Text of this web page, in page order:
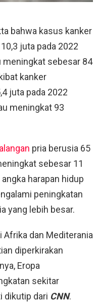
bahwa kasus kanker
juta pada 2022
meningkat sebesar 84
kanker
juta pada 2022
meningkat 93
pria berusia 65
sebesar 11
harapan hidup
peningkatan
yang lebih besar.
Afrika dan Mediterania
diperkirakan
Eropa
sekitar
dikutip dari CNN.